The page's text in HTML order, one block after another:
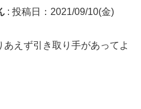
: 投稿日：2021/09/10(金)
えず引き取り手があってよ